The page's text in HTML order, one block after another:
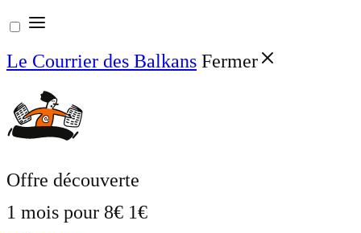
Aller
au
contenu
Le Courrier des Balkans Fermer
Offre découverte
1 mois pour 8€ 1€